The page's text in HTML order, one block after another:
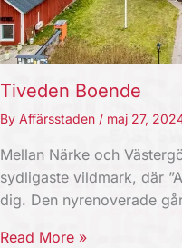
Tiveden Boende
By Affärsstaden / maj 27,
Mellan Närke och
sydligaste vildmark, där
dig. Den nyrenoverade
Read More »